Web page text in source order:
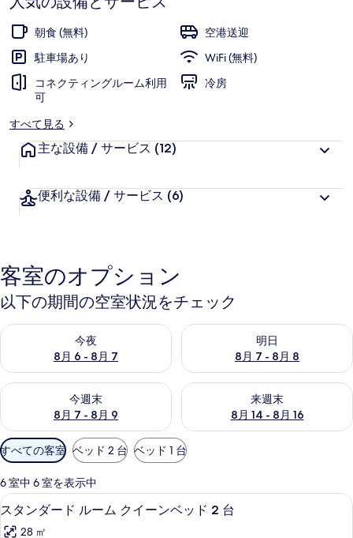
ー
ツ
オ
ク
ド-
ポ
ー
ト
IHG
の
写
真
ギ
ャ
ラ
朝食 (無料)
空港送迎
駐車場あり
WiFi (無料)
コネクティングルーム利用
可
冷房
すべて見る
主な設備 / サービス (12)
便利な設備 / サービス (6)
客室のオプション
以下の期間の空室状況をチェック
今夜
8月 6 - 8月 7
今夜 8月 6 - 8月 7 の空室状況をチェック
明日
8月 7 - 8月 8
明日 8月 7 - 8月 8 の空室状況
今週末
8月 7 - 8月 9
今週末 8月 7 - 8月 9 の空室状況をチェック
来週末
8月 14 - 8月 16
来週末 8月 14 - 8月 16 の空室
利
用
可
能
な
客
すべての客室 ベッド 2 台 ベッド 1 台
6 室中 6 室を表示中
ス
タ
スタンダード ルーム クイーンベッ
7
スタンダード ルーム クイーンベッド 2 台
28 ㎡